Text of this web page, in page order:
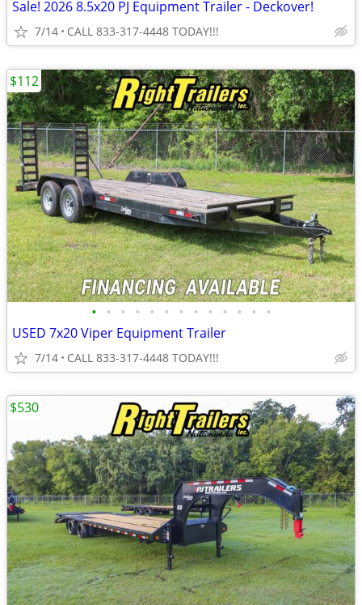
Sale! 2026 8.5x20 PJ Equipment Trailer - Deckover!
7/14 CALL 833-317-4448 TODAY!!!
• • • • • • • • • • • • •
USED 7x20 Viper Equipment Trailer
7/14 CALL 833-317-4448 TODAY!!!
$112
$530